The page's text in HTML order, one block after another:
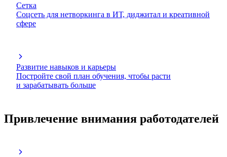
Сетка
Соцсеть для нетворкинга в ИТ, диджитал и креативной
сфере
Развитие навыков и карьеры
Постройте свой план обучения, чтобы расти
и зарабатывать больше
Привлечение внимания работодателей